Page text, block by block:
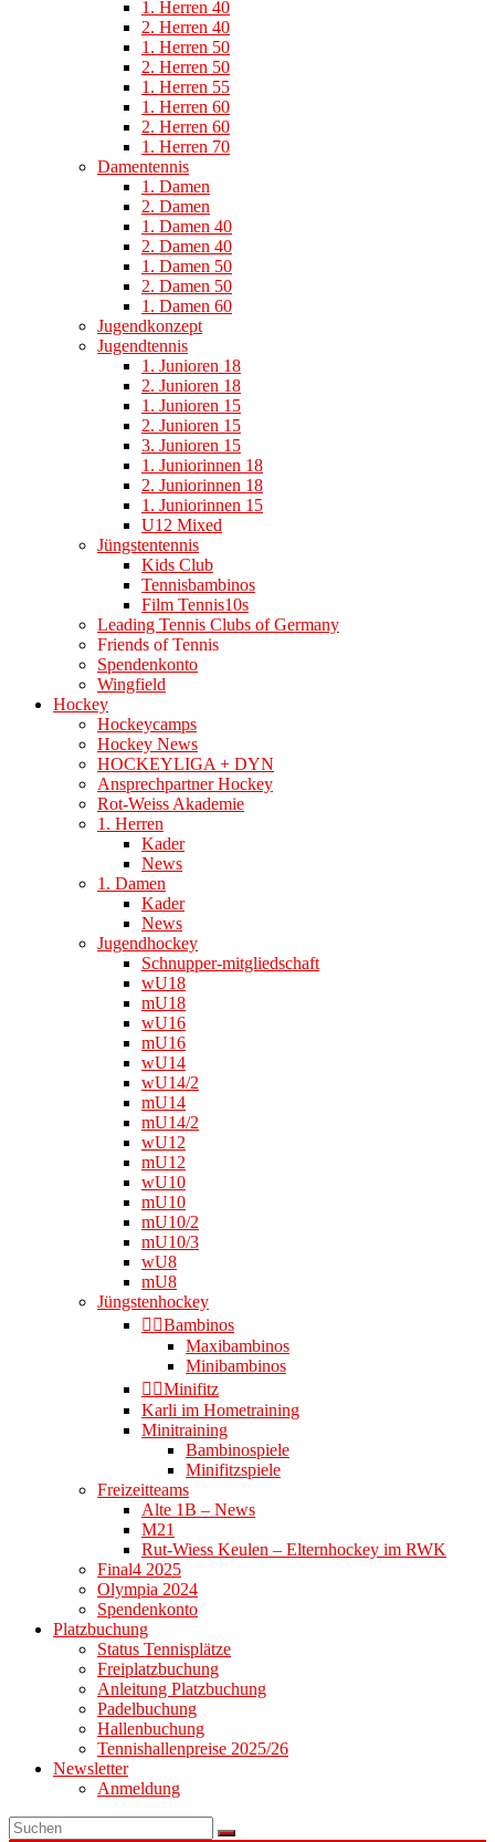
1. Herren 40
2. Herren 40
1. Herren 50
2. Herren 50
1. Herren 55
1. Herren 60
2. Herren 60
1. Herren 70
Damentennis
1. Damen
2. Damen
1. Damen 40
2. Damen 40
1. Damen 50
2. Damen 50
1. Damen 60
Jugendkonzept
Jugendtennis
1. Junioren 18
2. Junioren 18
1. Junioren 15
2. Junioren 15
3. Junioren 15
1. Juniorinnen 18
2. Juniorinnen 18
1. Juniorinnen 15
U12 Mixed
Jüngstentennis
Kids Club
Tennisbambinos
Film Tennis10s
Leading Tennis Clubs of Germany
Friends of Tennis
Spendenkonto
Wingfield
Hockey
Hockeycamps
Hockey News
HOCKEYLIGA + DYN
Ansprechpartner Hockey
Rot-Weiss Akademie
1. Herren
Kader
News
1. Damen
Kader
News
Jugendhockey
Schnupper-mitgliedschaft
wU18
mU18
wU16
mU16
wU14
wU14/2
mU14
mU14/2
wU12
mU12
wU10
mU10
mU10/2
mU10/3
wU8
mU8
Jüngstenhockey
👉🏻Bambinos
Maxibambinos
Minibambinos
👉🏻Minifitz
Karli im Hometraining
Minitraining
Bambinospiele
Minifitzspiele
Freizeitteams
Alte 1B – News
M21
Rut-Wiess Keulen – Elternhockey im RWK
Final4 2025
Olympia 2024
Spendenkonto
Platzbuchung
Status Tennisplätze
Freiplatzbuchung
Anleitung Platzbuchung
Padelbuchung
Hallenbuchung
Tennishallenpreise 2025/26
Newsletter
Anmeldung